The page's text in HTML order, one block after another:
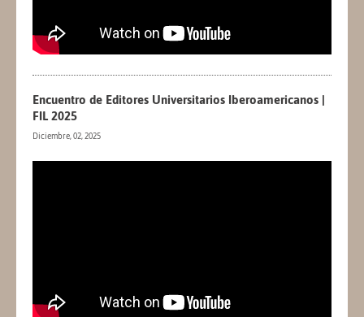
Encuentro de Editores Universitarios Iberoamericanos |
FIL 2025
Diciembre, 02, 2025